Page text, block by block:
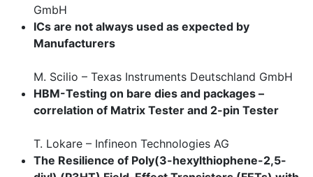
GmbH
ICs are not always used as expected by
Manufacturers
M. Scilio – Texas Instruments Deutschland GmbH
HBM-Testing on bare dies and packages –
correlation of Matrix Tester and 2-pin Tester
T. Lokare – Infineon Technologies AG
The Resilience of Poly(3-hexylthiophene-2,5-